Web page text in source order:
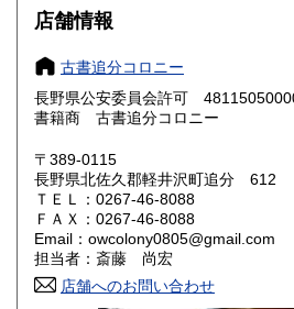
大阪府
奈良県
鳥取県 600円 島
岡山県
山口県 600円
香川県 600円 愛
高知県 600円
店舗情報
古書追分コロニー
長野県公安委員会許可
書籍商 古書追分コロニー
〒389-0115
長野県北佐久郡軽井沢町追分 612
ＴＥＬ：0267-46-8088
ＦＡＸ：0267-46-8088
Email：owcolony0805@gmail.com
担当者：斎藤 尚宏
店舗へのお問い合わせ